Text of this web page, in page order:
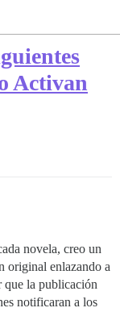
Activan
novela, creo un
original enlazando a
que la publicación
notificaran a los